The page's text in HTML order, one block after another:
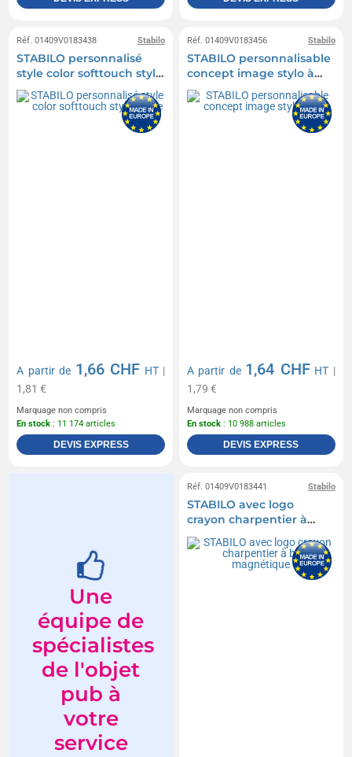
Stabilo
Réf. 01409V0183438
STABILO personnalisé
style color softtouch stylo
à bille
A partir de 1,66 CHF HT|
1,81 €
Marquage non compris
En stock : 11 174 articles
DEVIS EXPRESS
Stabilo
Réf. 01409V0183456
STABILO personnalisable
concept image stylo à
bille
A partir de 1,64 CHF HT |
1,79 €
Marquage non compris
En stock : 10 988 articles
DEVIS EXPRESS
Une
équipe de
spécialistes
de l'objet
pub à
votre
service
Stabilo
Réf. 01409V0183441
STABILO avec logo
crayon charpentier à
bout magnétique